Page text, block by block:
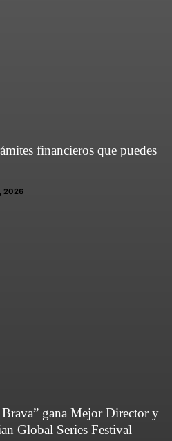
financieros que puedes
2026
gana Mejor Director y
Global Series Festival